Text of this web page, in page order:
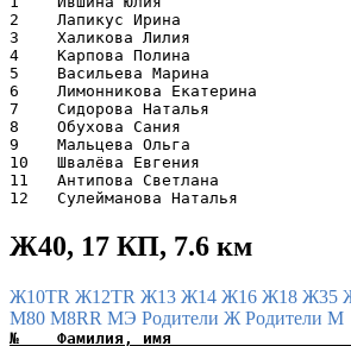
2    Лапикус Ирина
3    Халикова Лилия
4    Карпова Полина
5    Васильева Марина
6    Лимонникова Екатерина
7    Сидорова Наталья
8    Обухова Сания
9    Мальцева Ольга
10   Швалёва Евгения
11   Антипова Светлана
Ж40, 17 КП, 7.6 км
Ж10TR Ж12TR Ж13 Ж14 Ж16 Ж18 Ж35
М80 М8RR МЭ Родители Ж Родители М